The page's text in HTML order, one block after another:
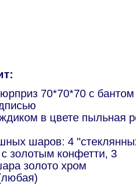
70*70*70 с бантом
в цвете пыльная
шаров: 4
золотым конфетти, 3
золото хром